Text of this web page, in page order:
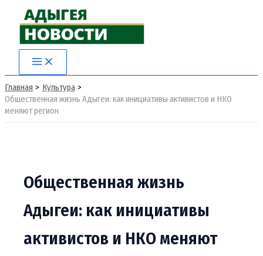
Перейти
содержимому
Главная
Культура
Общественная жизнь Адыгеи: как инициативы активистов и НКО
меняют регион
Общественная жизнь
Адыгеи: как инициативы
активистов и НКО меняют